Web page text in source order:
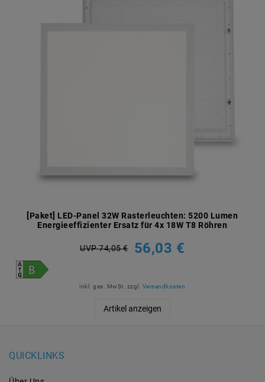
[Paket] LED-Panel 32W Rasterleuchten: 5200 Lumen
Energieeffizienter Ersatz für 4x 18W T8 Röhren
UVP 74,05 € 56,03 €
inkl. ges. MwSt. zzgl. Versandkosten
Artikel anzeigen
QUICKLINKS